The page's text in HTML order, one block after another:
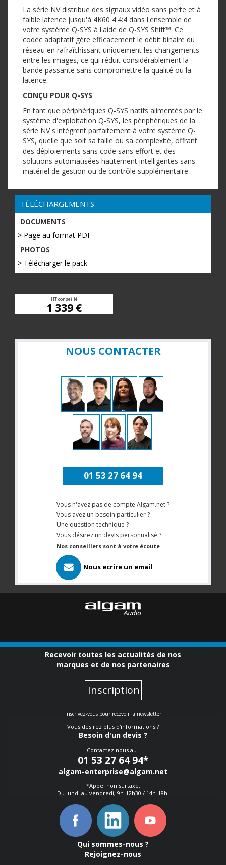
La série NV distribue des signaux vidéo sans perte et à
faible latence jusqu'à 4K60 4:4:4 dans l'ensemble de
votre système Q-SYS à l'aide de Q-SYS Shift™. Ce
codec adaptatif gère efficacement le débit binaire du
réseau en rafraîchissant uniquement les changements
entre les images, ce qui réduit considérablement la
bande passante sans compromettre la qualité ou la
latence.
CONÇU POUR Q-SYS
En tant que périphériques Q-SYS natifs alimentés par le
système d'exploitation Q-SYS, les périphériques de la
série NV s'intègrent parfaitement à votre système Q-
SYS, quelle que soit sa taille ou sa complexité, offrant
des déploiements sans code sans effort et des
solutions automatisées hautement intelligentes sans
matériel de gestion ou de contrôle supplémentaire.
TÉLÉCHARGEMENTS
DOCUMENTS
> Page au format PDF
PHOTOS
> Télécharger le pack
HT conseillé
1 339 €
NOUS CONTACTER
01 53 27 64 94
Vous n'avez pas de compte Algam.net ?
Vous avez un besoin particulier ?
Une question technique ?
Vous désirez un devis personnalisé ?
Nos conseillers sont à votre écoute
Nous ecrire un email
Recevoir toutes les actualités de nos
marques et de nos partenaires
Inscription
Inscrivez-vous pour recevoir la newsletter
Vous désirez plus d'informations ?
Besoin d'un devis ?
Contactez nous au :
01 53 27 64 94*
algam-enterprise@algam.net
*Appel non surtaxé.
Du lundi au vendredi, 9h-12h30 / 14h-18h.
Qui sommes-nous ?
Rejoignez-nous